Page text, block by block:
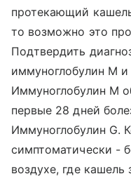
протекающий
то возможно это
Подтвердить
иммуноглобулин М
Иммуноглобулин M
первые 28 дней
Иммуноглобулин G.
симптоматически -
воздухе, где кашель